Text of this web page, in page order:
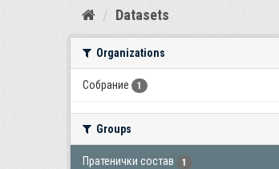
Datasets
Organizations
Собрание 1
Groups
Пратенички состав 1